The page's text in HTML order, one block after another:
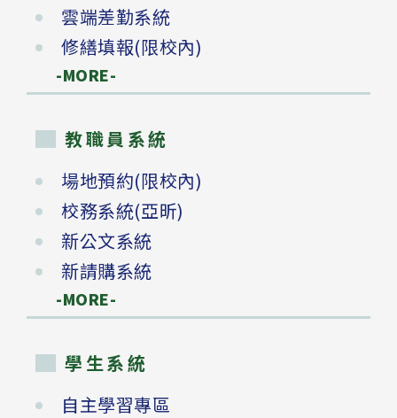
雲端差勤系統
修繕填報(限校內)
-MORE-
教職員系統
場地預約(限校內)
校務系統(亞昕)
新公文系統
新請購系統
-MORE-
學生系統
自主學習專區